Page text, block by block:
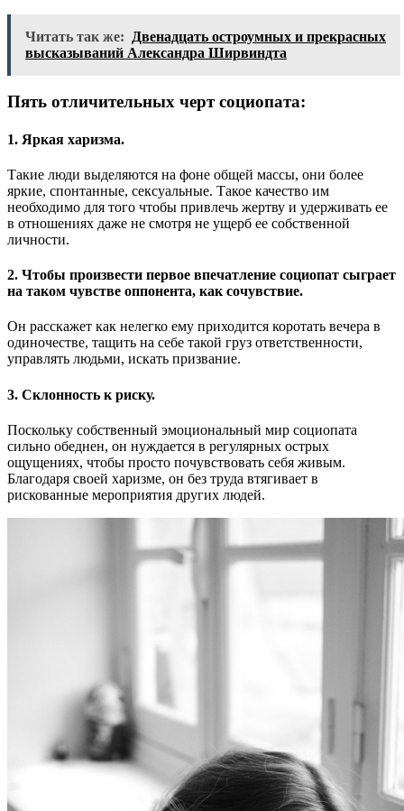
Читать так же:
Двенадцать остроумных и прекрасных
высказываний Александра Ширвиндта
Пять отличительных черт социопата:
1. Яркая харизма.
Такие люди выделяются на фоне общей массы, они более
яркие, спонтанные, сексуальные. Такое качество им
необходимо для того чтобы привлечь жертву и удерживать ее
в отношениях даже не смотря не ущерб ее собственной
личности.
2. Чтобы произвести первое впечатление социопат сыграет
на таком чувстве оппонента, как сочувствие.
Он расскажет как нелегко ему приходится коротать вечера в
одиночестве, тащить на себе такой груз ответственности,
управлять людьми, искать призвание.
3. Склонность к риску.
Поскольку собственный эмоциональный мир социопата
сильно обеднен, он нуждается в регулярных острых
ощущениях, чтобы просто почувствовать себя живым.
Благодаря своей харизме, он без труда втягивает в
рискованные мероприятия других людей.